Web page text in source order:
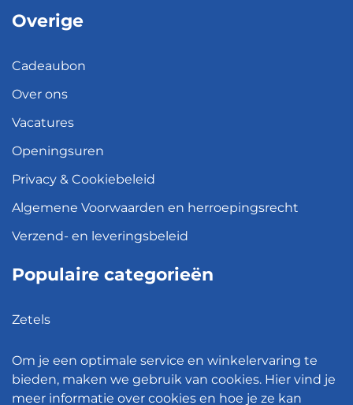
Overige
Cadeaubon
Over ons
Vacatures
Openingsuren
Privacy & Cookiebeleid
Algemene Voorwaarden en herroepingsrecht
Verzend- en leveringsbeleid
Populaire categorieën
Zetels
Hanglampen
Om je een optimale service en winkelervaring te
bieden, maken we gebruik van cookies. Hier vind je
meer informatie over cookies en hoe je ze kan